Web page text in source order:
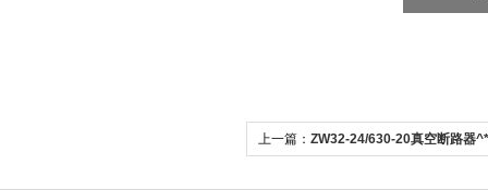
上一篇： ZW32-24/630-20真空断路器